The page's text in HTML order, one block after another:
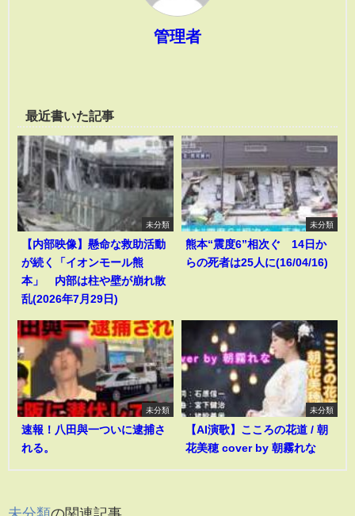
管理者
最近書いた記事
未分類
【内部映像】懸命な救助活動
が続く「イオンモール熊
本」 内部は柱や壁が崩れ散
乱(2026年7月29日)
未分類
熊本“震度6”相次ぐ 14日か
らの死者は25人に(16/04/16)
未分類
速報！八田與一ついに逮捕さ
れる。
未分類
【AI演歌】こころの花道 / 朝
花美穂 cover by 朝霧れな